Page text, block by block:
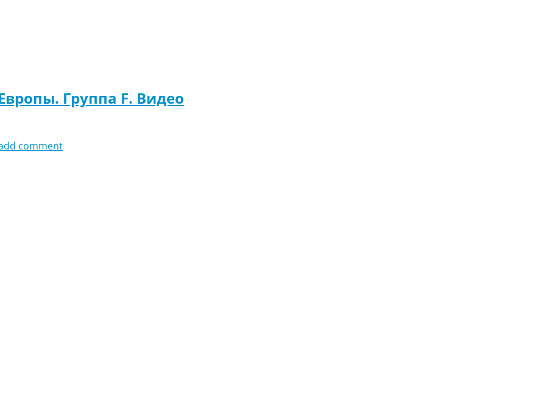
Группа F. Видео
comment